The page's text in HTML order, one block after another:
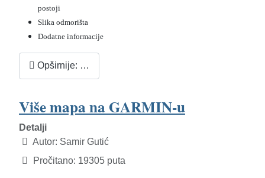
postoji
Slika odmorišta
Dodatne informacije
Opširnije: …
Više mapa na GARMIN-u
Detalji
Autor: Samir Gutić
Pročitano: 19305 puta